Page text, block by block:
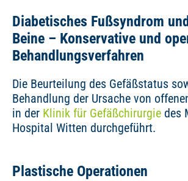
Diabetisches Fußsyndrom
Beine – Konservative und
Behandlungsverfahren
Die Beurteilung des Gefäßstatus
Behandlung der Ursache von
in der Klinik für Gefäßchirurgie des
Hospital Witten durchgeführt.
Plastische Operationen